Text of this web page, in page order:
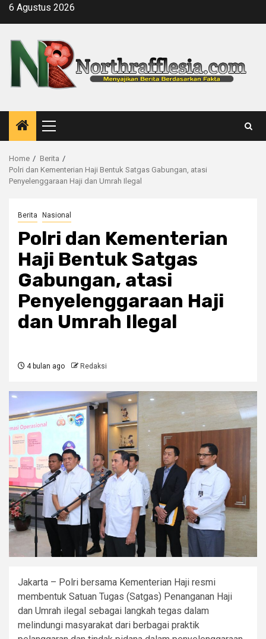
Skip6 Agustus 2026
Primary
Menu
Home
Berita
Polri dan Kementerian Haji Bentuk Satgas Gabungan, atasi
Penyelenggaraan Haji dan Umrah Ilegal
Berita Nasional
Polri dan Kementerian
Haji Bentuk Satgas
Gabungan, atasi
Penyelenggaraan Haji
dan Umrah Ilegal
4 bulan ago Redaksi
Jakarta – Polri bersama Kementerian Haji resmi
membentuk Satuan Tugas (Satgas) Penanganan Haji
dan Umrah ilegal sebagai langkah tegas dalam
melindungi masyarakat dari berbagai praktik